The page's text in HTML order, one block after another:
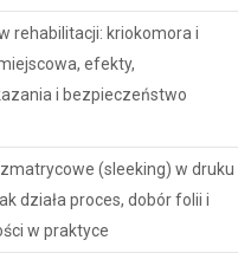
rehabilitacji: kriokomora i
efekty,
i bezpieczeństwo
(sleeking) w druku
działa proces, dobór folii i
w praktyce